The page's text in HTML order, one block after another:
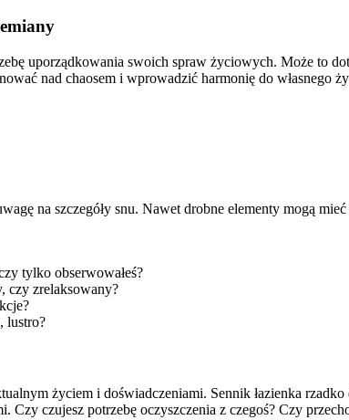
uporządkowania swoich spraw życiowych. Może to
nad chaosem i wprowadzić harmonię do własnego
na szczegóły snu. Nawet drobne elementy mogą mieć
tylko obserwowałeś?
czy zrelaksowany?
lustro?
życiem i doświadczeniami. Sennik łazienka
Czy czujesz potrzebę oczyszczenia z czegoś? Czy